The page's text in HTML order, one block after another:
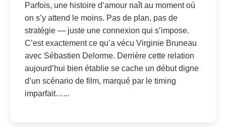
Parfois, une histoire d’amour naît au moment où
on s’y attend le moins. Pas de plan, pas de
stratégie — juste une connexion qui s’impose.
C’est exactement ce qu’a vécu Virginie Bruneau
avec Sébastien Delorme. Derrière cette relation
aujourd’hui bien établie se cache un début digne
d’un scénario de film, marqué par le timing
imparfait…...